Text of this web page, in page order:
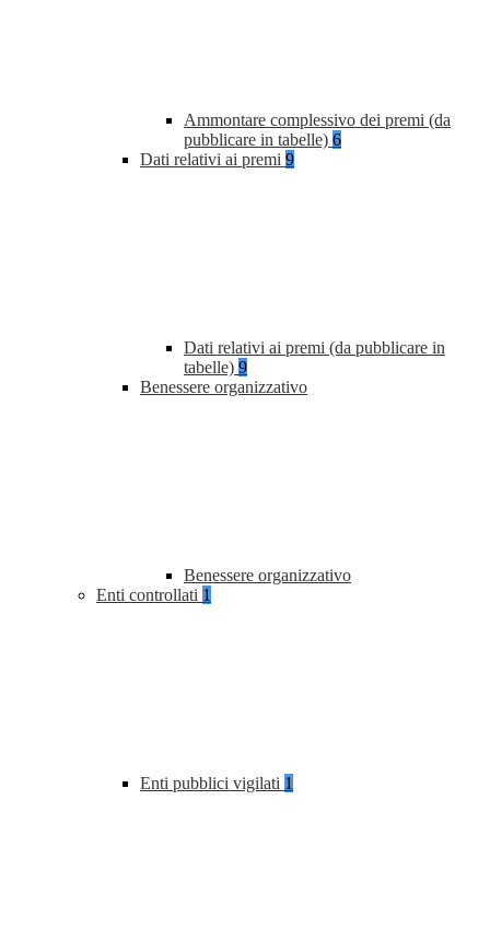
Ammontare complessivo dei premi (da
pubblicare in tabelle) 6
Dati relativi ai premi 9
Dati relativi ai premi (da pubblicare in
tabelle) 9
Benessere organizzativo
Benessere organizzativo
Enti controllati 1
Enti pubblici vigilati 1